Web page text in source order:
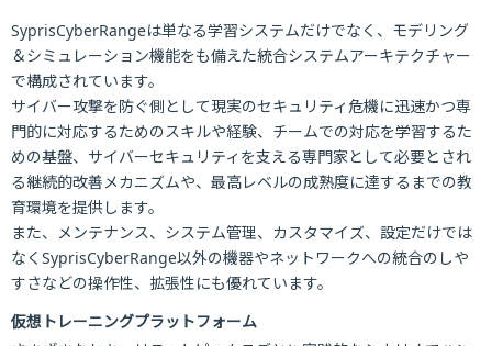
SyprisCyberRangeは単なる学習システムだけでなく、モデリング
＆シミュレーション機能をも備えた統合システムアーキテクチャー
で構成されています。
サイバー攻撃を防ぐ側として現実のセキュリティ危機に迅速かつ専
門的に対応するためのスキルや経験、チームでの対応を学習するた
めの基盤、サイバーセキュリティを支える専門家として必要とされ
る継続的改善メカニズムや、最高レベルの成熟度に達するまでの教
育環境を提供します。
また、メンテナンス、システム管理、カスタマイズ、設定だけでは
なくSyprisCyberRange以外の機器やネットワークへの統合のしや
すさなどの操作性、拡張性にも優れています。
仮想トレーニングプラットフォーム